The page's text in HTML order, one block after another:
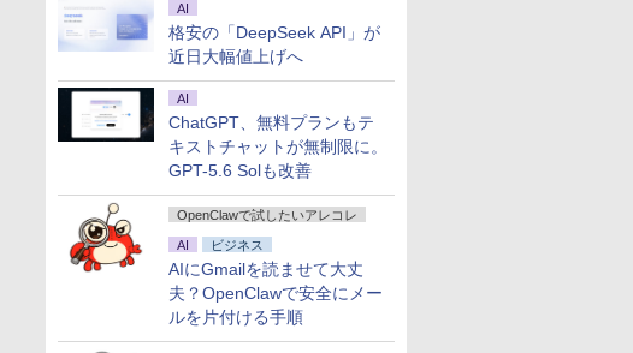
AI
格安の「DeepSeek API」が
近日大幅値上げへ
AI
ChatGPT、無料プランもテ
キストチャットが無制限に。
GPT-5.6 Solも改善
OpenClawで試したいアレコレ
AI ビジネス
AIにGmailを読ませて大丈
夫？OpenClawで安全にメー
ルを片付ける手順